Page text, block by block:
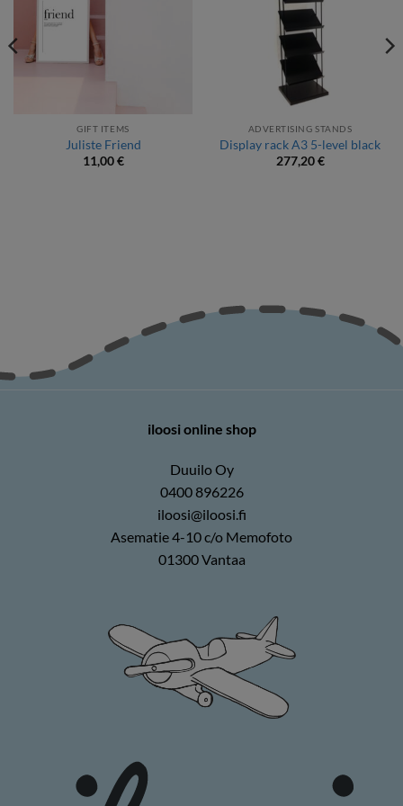
GIFT ITEMS
Juliste Friend
11,00€
ADVERTISING STANDS
Display rack A3 5-level black
277,20€
iloosi online shop
Duuilo Oy
0400 896226
iloosi@iloosi.fi
Asematie 4-10 c/o Memofoto
01300 Vantaa